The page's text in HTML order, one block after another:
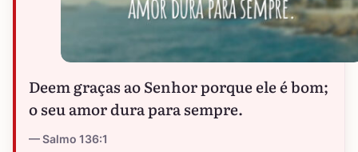
Deem graças ao Senhor porque ele é bom;
o seu amor dura para sempre.
Salmo 136:1